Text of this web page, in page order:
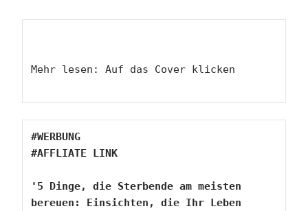
Mehr lesen: Auf das Cover klicken
#WERBUNG
#AFFLIATE LINK
'5 Dinge, die Sterbende am meisten
bereuen: Einsichten, die Ihr Leben